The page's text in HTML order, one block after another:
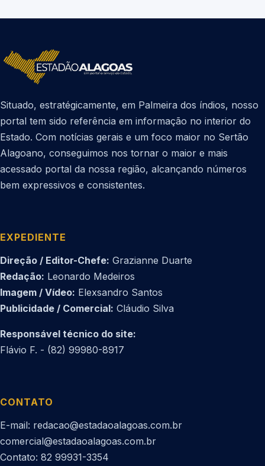
Situado, estratégicamente, em Palmeira dos índios, nosso
portal tem sido referência em informação no interior do
Estado. Com notícias gerais e um foco maior no Sertão
Alagoano, conseguimos nos tornar o maior e mais
acessado portal da nossa região, alcançando números
bem expressivos e consistentes.
EXPEDIENTE
Direção / Editor-Chefe: Grazianne Duarte
Redação: Leonardo Medeiros
Imagem / Vídeo: Elexsandro Santos
Publicidade / Comercial: Cláudio Silva
Responsável técnico do site:
Flávio F. - (82) 99980-8917
CONTATO
E-mail: redacao@estadaoalagoas.com.br
comercial@estadaoalagoas.com.br
Contato: 82 99931-3354